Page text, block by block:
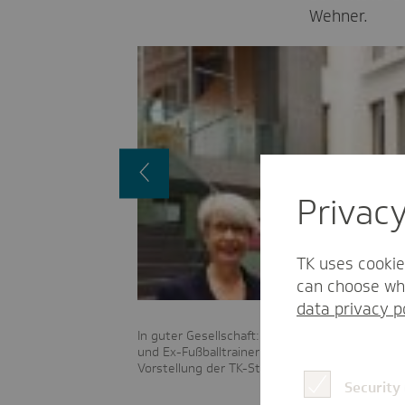
Wehner.
Vorheriges
Bild
In guter Gesellschaft: Gudrun Ahlers (links) mit
und Ex-Fußballtrainer und Unternehmer
Vorstellung der TK-Stressstudie 2016.
TK uses
can choose
data privacy